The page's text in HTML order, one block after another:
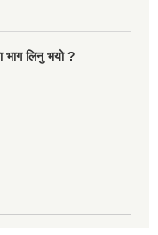
भाग लिनु भयो ?